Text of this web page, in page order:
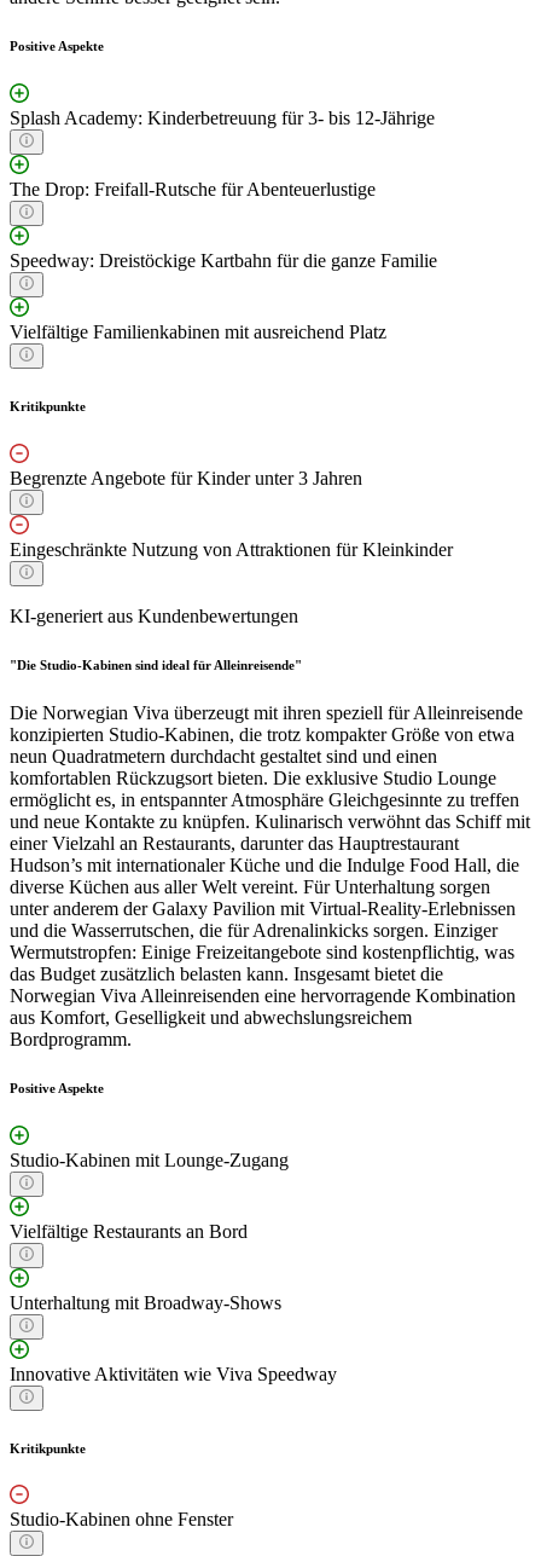
Positive Aspekte
Splash Academy: Kinderbetreuung für 3- bis 12-Jährige
The Drop: Freifall-Rutsche für Abenteuerlustige
Speedway: Dreistöckige Kartbahn für die ganze Familie
Vielfältige Familienkabinen mit ausreichend Platz
Kritikpunkte
Begrenzte Angebote für Kinder unter 3 Jahren
Eingeschränkte Nutzung von Attraktionen für Kleinkinder
KI-generiert aus Kundenbewertungen
"Die Studio-Kabinen sind ideal für Alleinreisende"
Die Norwegian Viva überzeugt mit ihren speziell für Alleinreisende
konzipierten Studio-Kabinen, die trotz kompakter Größe von etwa
neun Quadratmetern durchdacht gestaltet sind und einen
komfortablen Rückzugsort bieten. Die exklusive Studio Lounge
ermöglicht es, in entspannter Atmosphäre Gleichgesinnte zu treffen
und neue Kontakte zu knüpfen. Kulinarisch verwöhnt das Schiff mit
einer Vielzahl an Restaurants, darunter das Hauptrestaurant
Hudson’s mit internationaler Küche und die Indulge Food Hall, die
diverse Küchen aus aller Welt vereint. Für Unterhaltung sorgen
unter anderem der Galaxy Pavilion mit Virtual-Reality-Erlebnissen
und die Wasserrutschen, die für Adrenalinkicks sorgen. Einziger
Wermutstropfen: Einige Freizeitangebote sind kostenpflichtig, was
das Budget zusätzlich belasten kann. Insgesamt bietet die
Norwegian Viva Alleinreisenden eine hervorragende Kombination
aus Komfort, Geselligkeit und abwechslungsreichem
Bordprogramm.
Positive Aspekte
Studio-Kabinen mit Lounge-Zugang
Vielfältige Restaurants an Bord
Unterhaltung mit Broadway-Shows
Innovative Aktivitäten wie Viva Speedway
Kritikpunkte
Studio-Kabinen ohne Fenster